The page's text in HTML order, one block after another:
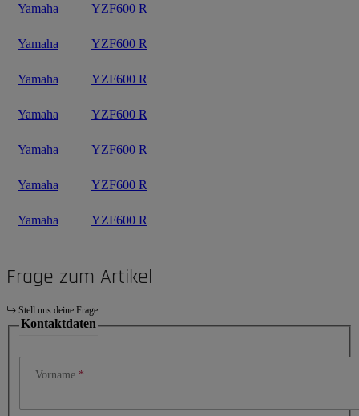
Yamaha YZF600 R
Yamaha YZF600 R
Yamaha YZF600 R
Yamaha YZF600 R
Yamaha YZF600 R
Yamaha YZF600 R
Yamaha YZF600 R
Frage zum Artikel
Stell uns deine Frage
Kontaktdaten
Vorname